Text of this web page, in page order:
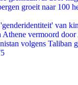
groeit naar 100
van
vermoord door
volgens Taliban